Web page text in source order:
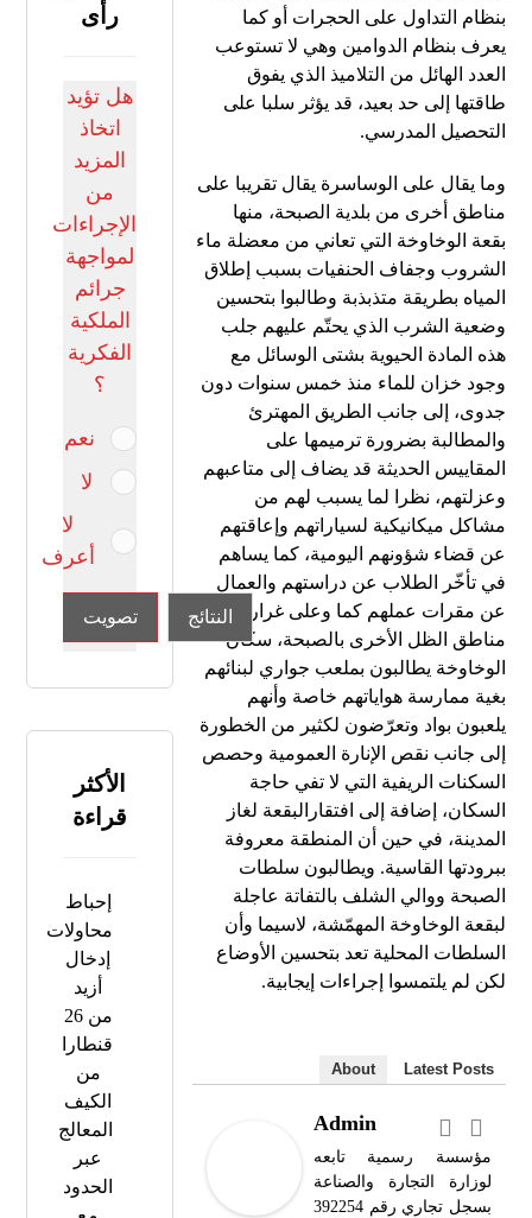
بنظام التداول على الحجرات أو كما
يعرف بنظام الدوامين وهي لا تستوعب
العدد الهائل من التلاميذ الذي يفوق
طاقتها إلى حد بعيد، قد يؤثر سلبا على
التحصيل المدرسي.
وما يقال على الوساسرة يقال تقريبا على
مناطق أخرى من بلدية الصبحة، منها
بقعة الوخاوخة التي تعاني من معضلة ماء
الشروب وجفاف الحنفيات بسبب إطلاق
المياه بطريقة متذبذبة وطالبوا بتحسين
وضعية الشرب الذي يحتّم عليهم جلب
هذه المادة الحيوية بشتى الوسائل مع
وجود خزان للماء منذ خمس سنوات دون
جدوى، إلى جانب الطريق المهترئ
والمطالبة بضرورة ترميمها على
المقاييس الحديثة قد يضاف إلى متاعبهم
وعزلتهم، نظرا لما يسبب لهم من
مشاكل ميكانيكية لسياراتهم وإعاقتهم
عن قضاء شؤونهم اليومية، كما يساهم
في تأخّر الطلاب عن دراستهم والعمال
عن مقرات عملهم كما وعلى غرار
مناطق الظل الأخرى بالصبحة، سكان
الوخاوخة يطالبون بملعب جواري لبنائهم
بغية ممارسة هواياتهم خاصة وأنهم
يلعبون بواد وتعرّضون لكثير من الخطورة
إلى جانب نقص الإنارة العمومية وحصص
السكنات الريفية التي لا تفي حاجة
السكان، إضافة إلى افتقارالبقعة لغاز
المدينة، في حين أن المنطقة معروفة
ببرودتها القاسية. ويطالبون سلطات
الصبحة ووالي الشلف بالتفاتة عاجلة
لبقعة الوخاوخة المهمّشة، لاسيما وأن
السلطات المحلية تعد بتحسين الأوضاع
لكن لم يلتمسوا إجراءات إيجابية.
About Latest Posts
Admin
مؤسسة رسمية تابعه
لوزارة التجارة والصناعة
بسجل تجاري رقم 392254
رأى
هل تؤيد
اتخاذ
المزيد
من
الإجراءات
لمواجهة
جرائم
الملكية
الفكرية
؟
نعم
لا
لا
أعرف
النتائج تصويت
الأكثر
قراءة
إحباط
محاولات
إدخال
أزيد
من 26
قنطارا
من
الكيف
المعالج
عبر
الحدود